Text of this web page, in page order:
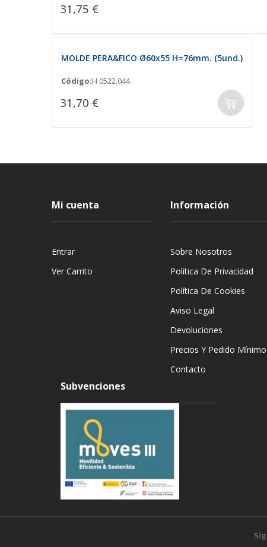
31,75 €
MOLDE PERA&FICO Ø60x55 H=76mm. (5und.)
Código:H 0522.044
31,70 €
Mi cuenta
Entrar
Ver Carrito
Información
Sobre Nosotros
Política De Privacidad
Política De Cookies
Aviso Legal
Devoluciones
Precios Y Pedido Mínimo
Contacto
Subvenciones